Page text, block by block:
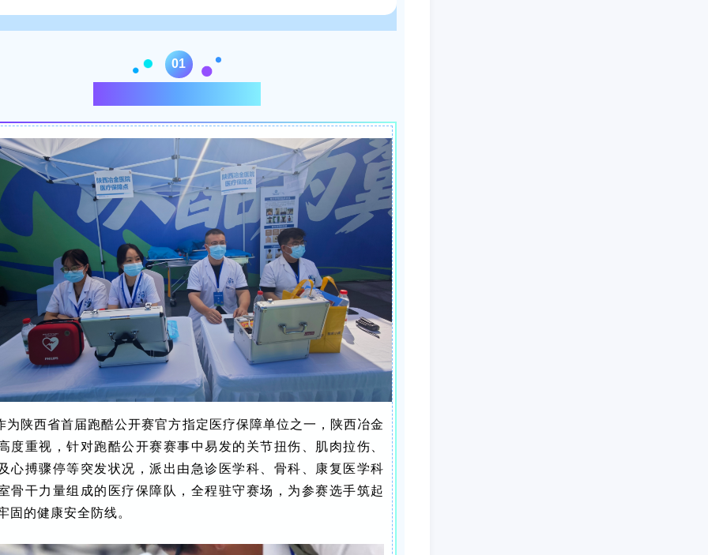
01
为陕西省首届跑酷公开赛官方指定医疗保障单位之一 ，陕西冶金
度重视，针对跑酷公开赛赛事中易发的关节扭伤、肌肉拉伤、
心搏骤停等突发状况，派出由急诊医学科、骨科、康复医学科
骨干力量组成的医疗保障队，全程驻守赛场，为参赛选手筑起
固的健康安全防线。